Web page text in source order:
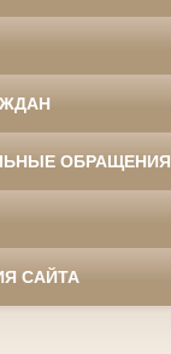
ОБРАЩЕНИЯ
САЙТА